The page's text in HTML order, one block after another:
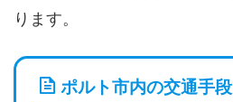
ります。
ポルト市内の交通手段